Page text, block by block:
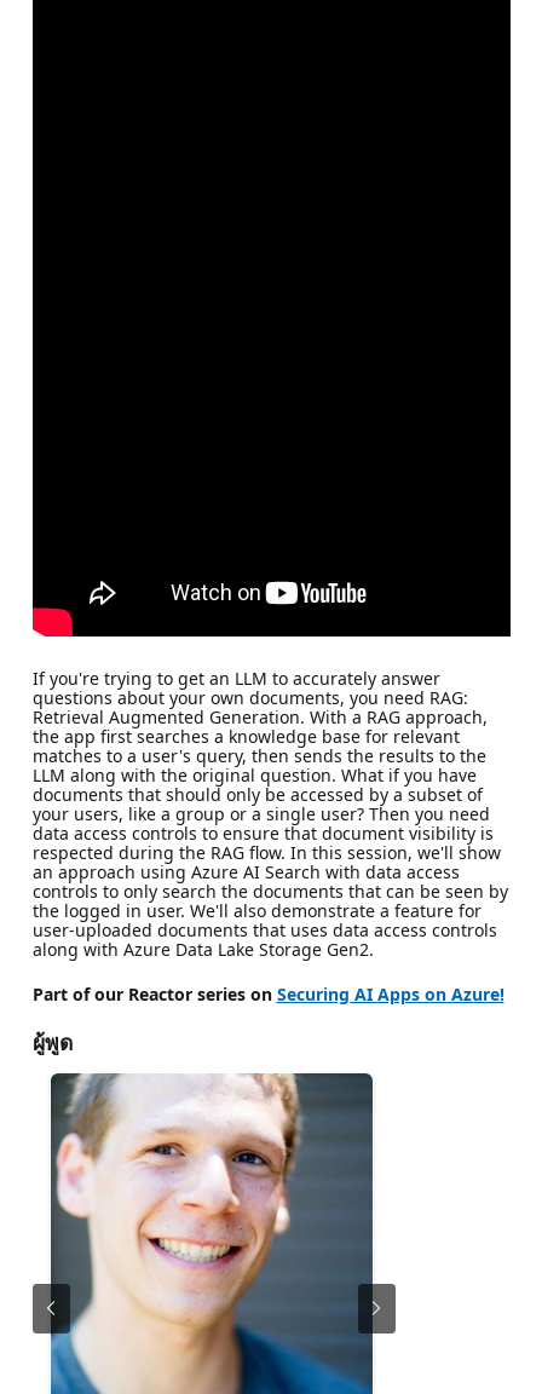
If you're trying to get an LLM to accurately answer
questions about your own documents, you need RAG:
Retrieval Augmented Generation. With a RAG approach,
the app first searches a knowledge base for relevant
matches to a user's query, then sends the results to the
LLM along with the original question. What if you have
documents that should only be accessed by a subset of
your users, like a group or a single user? Then you need
data access controls to ensure that document visibility is
respected during the RAG flow. In this session, we'll show
an approach using Azure AI Search with data access
controls to only search the documents that can be seen by
the logged in user. We'll also demonstrate a feature for
user-uploaded documents that uses data access controls
along with Azure Data Lake Storage Gen2.
Part of our Reactor series on Securing AI Apps on Azure!
ผู้พูด